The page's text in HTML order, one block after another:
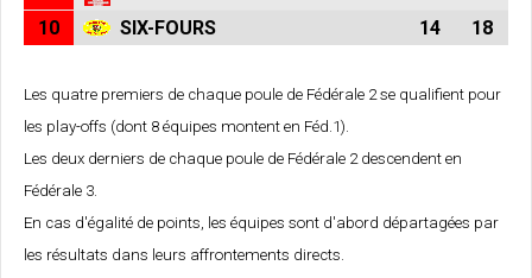
10
SIX-FOURS 14 18
Les quatre premiers de chaque poule de Fédérale 2 se qualifient pour
les play-offs (dont 8 équipes montent en Féd.1).
Les deux derniers de chaque poule de Fédérale 2 descendent en
Fédérale 3.
En cas d'égalité de points, les équipes sont d'abord départagées par
les résultats dans leurs affrontements directs.